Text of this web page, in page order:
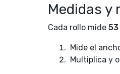
Medidas y
Cada rollo mide 53
Mide el
Multiplica y